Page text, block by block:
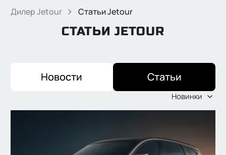
Дилер Jetour Статьи Jetour
СТАТЬИ JETOUR
Новости Статьи
Новинки